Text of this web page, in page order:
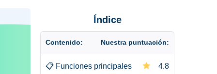
Índice
Contenido: Nuestra puntuación:
📋 Funciones principales 4.8